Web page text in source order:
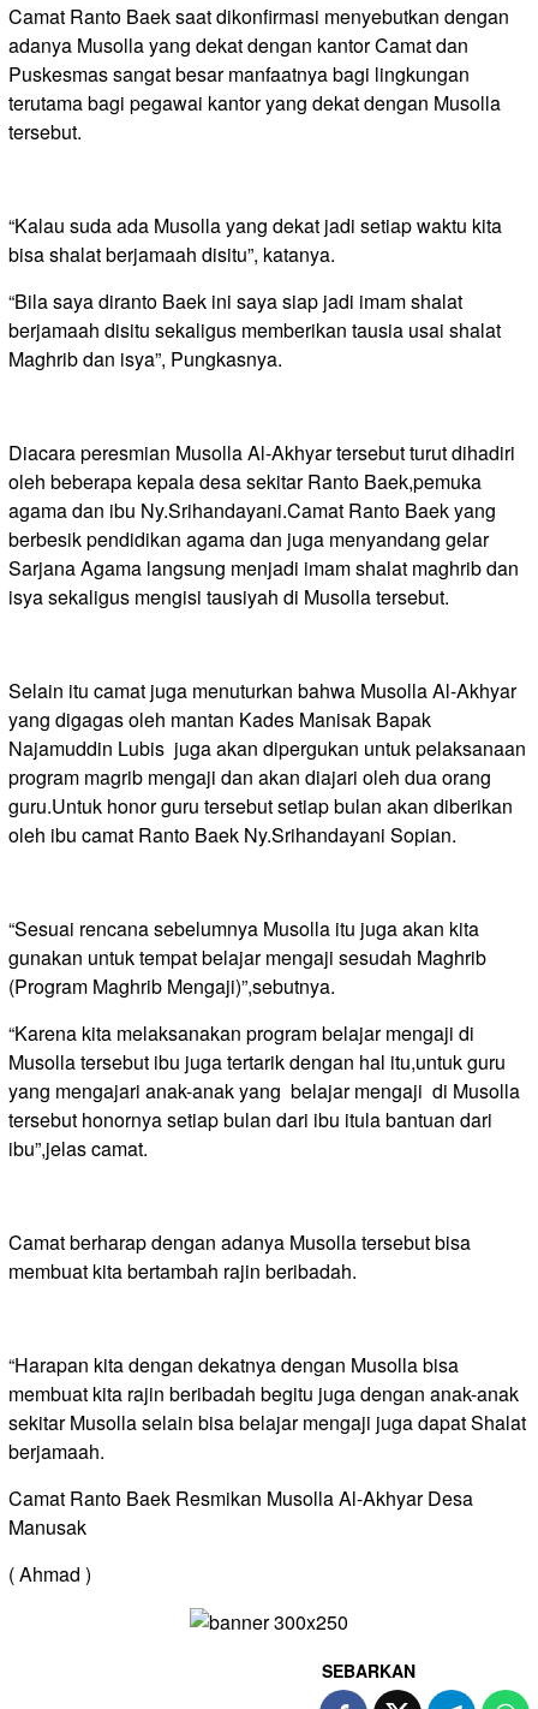
Camat Ranto Baek saat dikonfirmasi menyebutkan dengan
adanya Musolla yang dekat dengan kantor Camat dan
Puskesmas sangat besar manfaatnya bagi lingkungan
terutama bagi pegawai kantor yang dekat dengan Musolla
tersebut.
“Kalau suda ada Musolla yang dekat jadi setiap waktu kita
bisa shalat berjamaah disitu”, katanya.
“Bila saya diranto Baek ini saya siap jadi imam shalat
berjamaah disitu sekaligus memberikan tausia usai shalat
Maghrib dan isya”, Pungkasnya.
Diacara peresmian Musolla Al-Akhyar tersebut turut dihadiri
oleh beberapa kepala desa sekitar Ranto Baek,pemuka
agama dan ibu Ny.Srihandayani.Camat Ranto Baek yang
berbesik pendidikan agama dan juga menyandang gelar
Sarjana Agama langsung menjadi imam shalat maghrib dan
isya sekaligus mengisi tausiyah di Musolla tersebut.
Selain itu camat juga menuturkan bahwa Musolla Al-Akhyar
yang digagas oleh mantan Kades Manisak Bapak
Najamuddin Lubis juga akan dipergukan untuk pelaksanaan
program magrib mengaji dan akan diajari oleh dua orang
guru.Untuk honor guru tersebut setiap bulan akan diberikan
oleh ibu camat Ranto Baek Ny.Srihandayani Sopian.
“Sesuai rencana sebelumnya Musolla itu juga akan kita
gunakan untuk tempat belajar mengaji sesudah Maghrib
(Program Maghrib Mengaji)”,sebutnya.
“Karena kita melaksanakan program belajar mengaji di
Musolla tersebut ibu juga tertarik dengan hal itu,untuk guru
yang mengajari anak-anak yang belajar mengaji di Musolla
tersebut honornya setiap bulan dari ibu itula bantuan dari
ibu”,jelas camat.
Camat berharap dengan adanya Musolla tersebut bisa
membuat kita bertambah rajin beribadah.
“Harapan kita dengan dekatnya dengan Musolla bisa
membuat kita rajin beribadah begitu juga dengan anak-anak
sekitar Musolla selain bisa belajar mengaji juga dapat Shalat
berjamaah.
Camat Ranto Baek Resmikan Musolla Al-Akhyar Desa
Manusak
( Ahmad )
SEBARKAN